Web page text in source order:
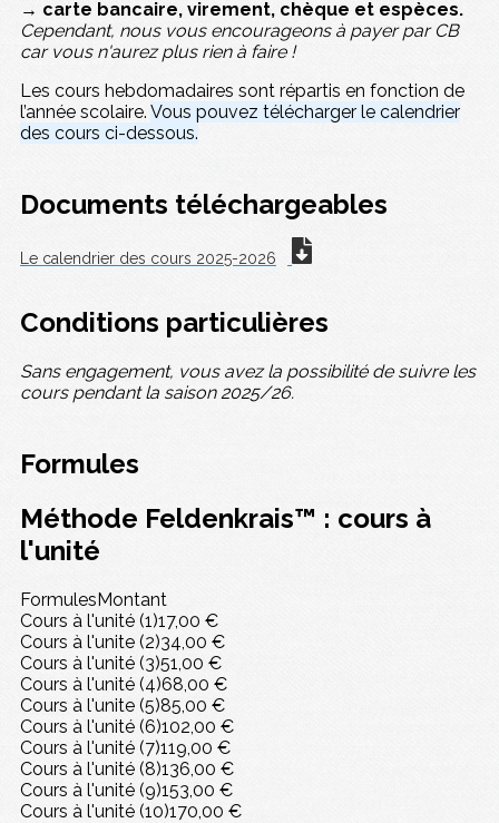
→ carte bancaire, virement, chèque et espèces.
Cependant, nous vous encourageons à payer par CB
car vous n'aurez plus rien à faire !
Les cours hebdomadaires sont répartis en fonction de
l’année scolaire. Vous pouvez télécharger le calendrier
des cours ci-dessous.
Documents téléchargeables
Le calendrier des cours 2025-2026
Conditions particulières
Sans engagement, vous avez la possibilité de suivre les
cours pendant la saison 2025/26.
Formules
Méthode Feldenkrais™ : cours à
l'unité
FormulesMontant
Cours à l'unité (1)17,00 €
Cours à l'unite (2)34,00 €
Cours à l'unité (3)51,00 €
Cours à l'unité (4)68,00 €
Cours à l'unite (5)85,00 €
Cours à l'unité (6)102,00 €
Cours à l'unité (7)119,00 €
Cours à l'unité (8)136,00 €
Cours à l'unité (9)153,00 €
Cours à l'unité (10)170,00 €